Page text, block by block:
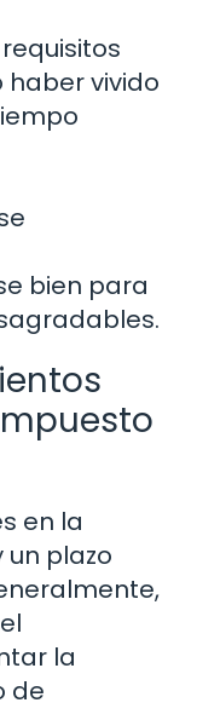
haber vivido
bien para
en la
plazo
la
de